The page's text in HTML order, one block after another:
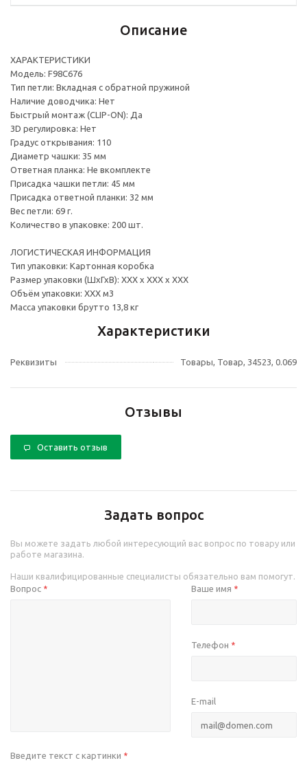
Описание
ХАРАКТЕРИСТИКИ
Модель: F98C676
Тип петли: Вкладная с обратной пружиной
Наличие доводчика: Нет
Быстрый монтаж (CLIP-ON): Да
3D регулировка: Нет
Градус открывания: 110
Диаметр чашки: 35 мм
Ответная планка: Не вкомплекте
Присадка чашки петли: 45 мм
Присадка ответной планки: 32 мм
Вес петли: 69 г.
Количество в упаковке: 200 шт.
ЛОГИСТИЧЕСКАЯ ИНФОРМАЦИЯ
Тип упаковки: Картонная коробка
Размер упаковки (ШхГхВ): ХХХ х ХХХ х ХХХ
Объём упаковки: ХХХ м3
Масса упаковки брутто 13,8 кг
Характеристики
Реквизиты Товары, Товар, 34523, 0.069
Отзывы
Оставить отзыв
Задать вопрос
Вы можете задать любой интересующий вас вопрос по товару или
работе магазина.
Наши квалифицированные специалисты обязательно вам помогут.
Вопрос * Ваше имя *
Телефон *
E-mail
Введите текст с картинки *